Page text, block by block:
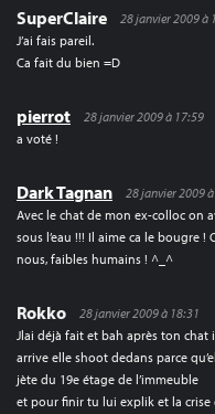
SuperClaire
28 janvier 2009 à
J’ai fais pareil.
Ca fait du bien =D
pierrot
28 janvier 2009 à 17:59
a voté !
Dark Tagnan
28 janvier 2009
Avec le chat de mon ex-colloc on
sous l’eau !!! Il aime ca le bougre
nous, faibles humains ! ^_^
Rokko
28 janvier 2009 à 18:31
Jlai déjà fait et bah après ton chat
arrive elle shoot dedans parce
jète du 19e étage de l’immeuble
et pour finir tu lui explik et la